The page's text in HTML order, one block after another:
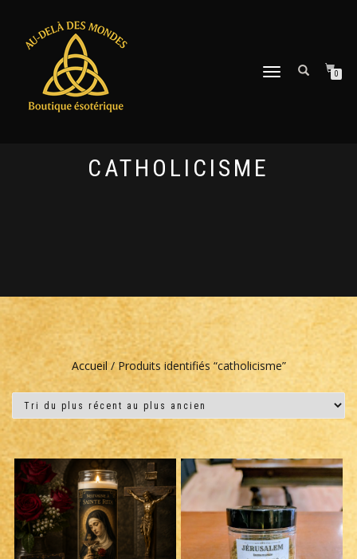
DÉPLIER
0
CATHOLICISME
Accueil/ Produits identifiés “catholicisme”